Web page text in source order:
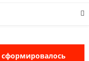
сформировалось